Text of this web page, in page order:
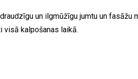
un ilgmūžīgu jumtu un
visā kalpošanas laikā.